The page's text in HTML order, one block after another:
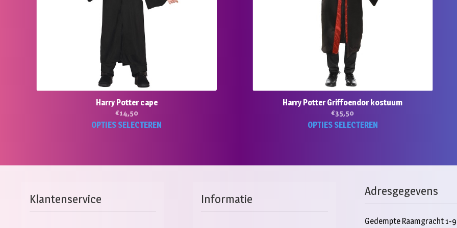
Harry Potter cape
€14,50
OPTIES SELECTEREN
variaties.
kan
Harry Potter Griffoendor kostuum
€35,50
OPTIES SELECTEREN
optie
worden
Klantenservice Informatie
Adresgegevens
Gedempte Raamgracht 1-9